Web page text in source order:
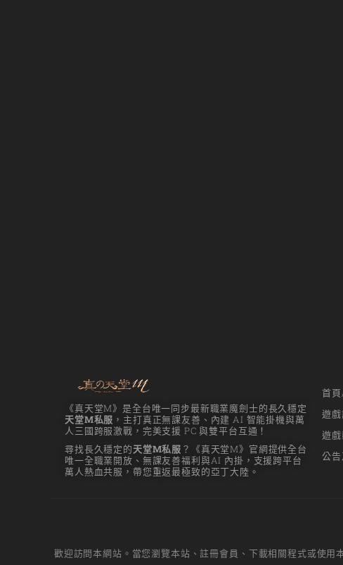
《真天堂M》是全台唯一同步最新職業魔劍士的長久穩定
天堂M私服 ，主打真正無課友善、內建 AI 智能掛機與萬
人三國跨服激戰，完美支援 PC 與雙平台互通！
尋找長久穩定的天堂M私服 ？《真天堂M》官網提供全台
唯一全職業開放、無課友善福利與AI 內掛，支援跨平台
萬人熱血共服，帶您重返最極致的亞丁大陸。
首
遊戲
遊戲
公告
歡迎訪問本網站。當您瀏覽本站、註冊會員、下載相關程式或使